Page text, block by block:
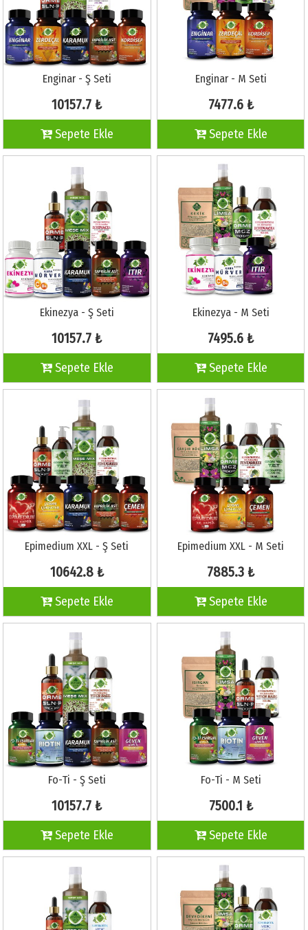
Enginar - Ş Seti
10157.7 ₺
Sepete Ekle
Enginar - M Seti
7477.6 ₺
Sepete Ekle
Ekinezya - Ş Seti
10157.7 ₺
Sepete Ekle
Ekinezya - M Seti
7495.6 ₺
Sepete Ekle
Epimedium XXL - Ş Seti
10642.8 ₺
Sepete Ekle
Epimedium XXL - M Seti
7885.3 ₺
Sepete Ekle
Fo-Ti - Ş Seti
10157.7 ₺
Sepete Ekle
Fo-Ti - M Seti
7500.1 ₺
Sepete Ekle